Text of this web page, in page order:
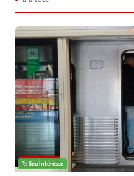
NOTÍCIAS
🏷️ Seu interesse